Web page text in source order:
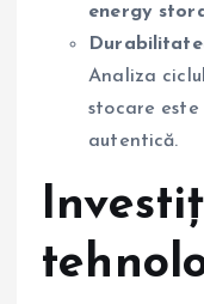
energy
Analiza
stocare
autentică.